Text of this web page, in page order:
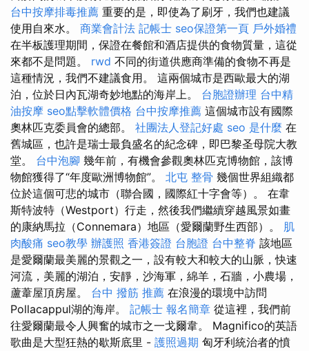
台中按摩排毒推薦 重要的是，即使為了刷牙，我們也建議
使用自來水。 商業會計法 記帳士 seo保證第一頁 戶外婚禮
在半板護理期間，保證在餐館和酒店提供的食物質量，這從
來都不是問題。 rwd 不同的街道供應商準備的食物不再是
這種情況，我們不建議食用。 這兩個城市是西歐最大的湖
泊，位於日內瓦湖奇妙地點的海岸上。 台胞證辦理 台中精
油按摩 seo點擊軟體價格 台中按摩推薦 這個城市設有國際
奧林匹克委員會的總部。 社團法人登記好處 seo 是什麼 在
舊城區，也許是瑞士最負盛名的紀念碑，即巴黎圣母院大教
堂。 台中泡腳 幾年前，有機會參觀奧林匹克博物館，該博
物館獲得了“年度歐洲博物館”。 北屯 整骨 幾個世界組織都
位於這個可悲的城市（聯合國，國際紅十字會等）。 在韋
斯特波特（Westport）行走，然後我們繼續穿越風景如畫
的康納馬拉（Connemara）地區（愛爾蘭野生西部）。 肌
肉酸痛 seo教學 辦護照 香港簽證 台胞證 台中整脊 該地區
是愛爾蘭最美麗的景觀之一，設有較大和較大的山脈，快速
河流，美麗的湖泊，安靜，沙海軍，綿羊，石牆，小農場，
蘆葦屋頂房屋。 台中 撥筋 推薦 在浪漫的環境中訪問
Pollacappul湖的海岸。 記帳士 報名簡章 從這裡，我們前
往愛爾蘭最令人興奮的城市之一戈爾韋。 Magnifico的英語
歌曲是大型狂熱的歇斯底里 - 護照過期 匈牙利統治者的憤